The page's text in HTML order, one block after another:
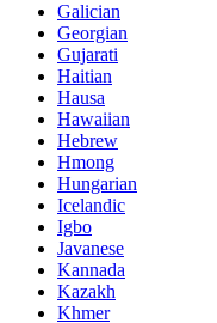
Galician
Georgian
Gujarati
Haitian
Hausa
Hawaiian
Hebrew
Hmong
Hungarian
Icelandic
Igbo
Javanese
Kannada
Kazakh
Khmer